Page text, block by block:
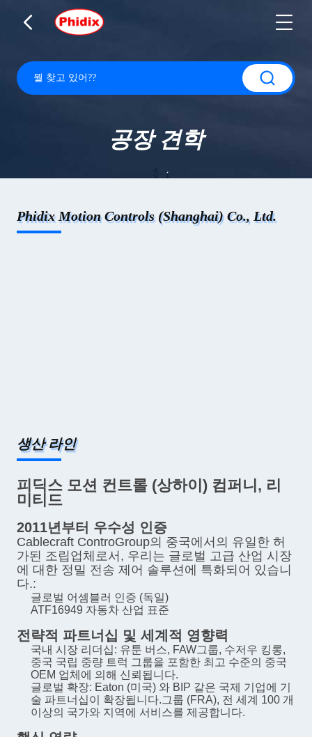
공장 견학
Phidix Motion Controls (Shanghai) Co., Ltd.
생산 라인
피딕스 모션 컨트롤 (상하이) 컴퍼니, 리
미티드
2011년부터 우수성 인증
Cablecraft ControGroup의 중국에서의 유일한 허
가된 조립업체로서, 우리는 글로벌 고급 산업 시장
에 대한 정밀 전송 제어 솔루션에 특화되어 있습니
다.:
글로벌 어셈블러 인증 (독일)
ATF16949 자동차 산업 표준
전략적 파트너십 및 세계적 영향력
국내 시장 리더십: 유툰 버스, FAW그룹, 수저우 킹롱,
중국 국립 중량 트럭 그룹을 포함한 최고 수준의 중국
OEM 업체에 의해 신뢰됩니다.
글로벌 확장: Eaton (미국) 와 BIP 같은 국제 기업에 기
술 파트너십이 확장됩니다.그룹 (FRA), 전 세계 100 개
이상의 국가와 지역에 서비스를 제공합니다.